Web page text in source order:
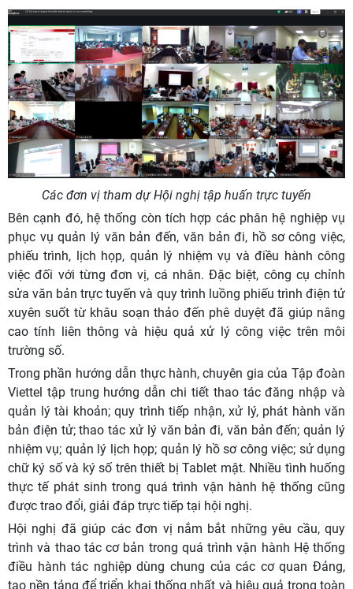
Các đơn vị tham dự Hội nghị tập huấn trực tuyến
Bên cạnh đó, hệ thống còn tích hợp các phân hệ nghiệp vụ
phục vụ quản lý văn bản đến, văn bản đi, hồ sơ công việc,
phiếu trình, lịch họp, quản lý nhiệm vụ và điều hành công
việc đối với từng đơn vị, cá nhân. Đặc biệt, công cụ chỉnh
sửa văn bản trực tuyến và quy trình luồng phiếu trình điện tử
xuyên suốt từ khâu soạn thảo đến phê duyệt đã giúp nâng
cao tính liên thông và hiệu quả xử lý công việc trên môi
trường số.
Trong phần hướng dẫn thực hành, chuyên gia của Tập đoàn
Viettel tập trung hướng dẫn chi tiết thao tác đăng nhập và
quản lý tài khoản; quy trình tiếp nhận, xử lý, phát hành văn
bản điện tử; thao tác xử lý văn bản đi, văn bản đến; quản lý
nhiệm vụ; quản lý lịch họp; quản lý hồ sơ công việc; sử dụng
chữ ký số và ký số trên thiết bị Tablet mật. Nhiều tình huống
thực tế phát sinh trong quá trình vận hành hệ thống cũng
được trao đổi, giải đáp trực tiếp tại hội nghị.
Hội nghị đã giúp các đơn vị nắm bắt những yêu cầu, quy
trình và thao tác cơ bản trong quá trình vận hành Hệ thống
điều hành tác nghiệp dùng chung của các cơ quan Đảng,
tạo nền tảng để triển khai thống nhất và hiệu quả trong toàn